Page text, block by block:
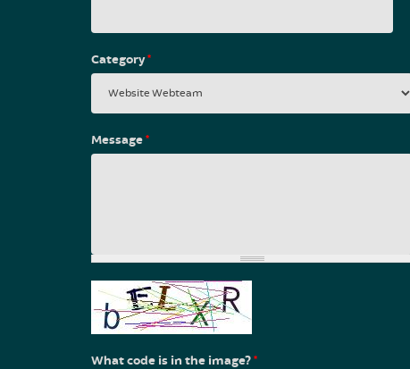
Category*
Message*
What code is in the image?*